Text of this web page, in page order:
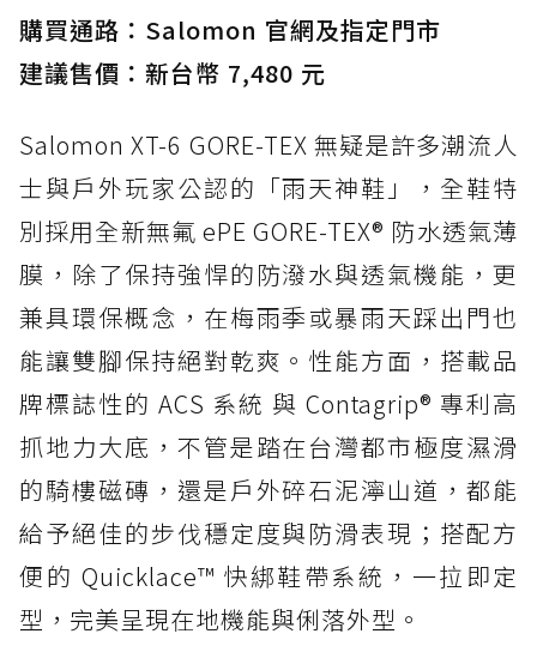
購買通路：Salomon 官網及指定門市
建議售價：新台幣 7,480 元
Salomon XT-6 GORE-TEX 無疑是許多潮流人
士與戶外玩家公認的「雨天神鞋」，全鞋特
別採用全新無氟 ePE GORE-TEX® 防水透氣薄
膜，除了保持強悍的防潑水與透氣機能，更
兼具環保概念，在梅雨季或暴雨天踩出門也
能讓雙腳保持絕對乾爽。性能方面，搭載品
牌標誌性的 ACS 系統 與 Contagrip® 專利高
抓地力大底，不管是踏在台灣都市極度濕滑
的騎樓磁磚，還是戶外碎石泥濘山道，都能
給予絕佳的步伐穩定度與防滑表現；搭配方
便的 Quicklace™ 快綁鞋帶系統，一拉即定
型，完美呈現在地機能與俐落外型。